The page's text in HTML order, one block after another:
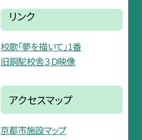
リンク
校歌「夢を描いて」1番
旧銅駝校舎３Ｄ映像
アクセスマップ
京都市施設マップ